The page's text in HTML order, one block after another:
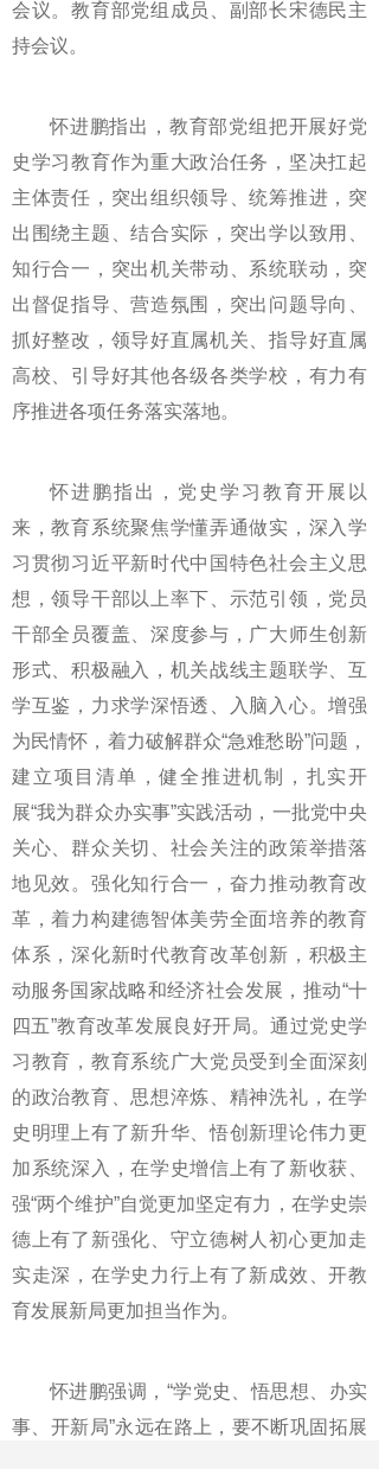
会议。教育部党组成员、副部长宋德民主
持会议。
怀进鹏指出，教育部党组把开展好党
史学习教育作为重大政治任务，坚决扛起
主体责任，突出组织领导、统筹推进，突
出围绕主题、结合实际，突出学以致用、
知行合一，突出机关带动、系统联动，突
出督促指导、营造氛围，突出问题导向、
抓好整改，领导好直属机关、指导好直属
高校、引导好其他各级各类学校，有力有
序推进各项任务落实落地。
怀进鹏指出，党史学习教育开展以
来，教育系统聚焦学懂弄通做实，深入学
习贯彻习近平新时代中国特色社会主义思
想，领导干部以上率下、示范引领，党员
干部全员覆盖、深度参与，广大师生创新
形式、积极融入，机关战线主题联学、互
学互鉴，力求学深悟透、入脑入心。增强
为民情怀，着力破解群众“急难愁盼”问题，
建立项目清单，健全推进机制，扎实开
展“我为群众办实事”实践活动，一批党中央
关心、群众关切、社会关注的政策举措落
地见效。强化知行合一，奋力推动教育改
革，着力构建德智体美劳全面培养的教育
体系，深化新时代教育改革创新，积极主
动服务国家战略和经济社会发展，推动“十
四五”教育改革发展良好开局。通过党史学
习教育，教育系统广大党员受到全面深刻
的政治教育、思想淬炼、精神洗礼，在学
史明理上有了新升华、悟创新理论伟力更
加系统深入，在学史增信上有了新收获、
强“两个维护”自觉更加坚定有力，在学史崇
德上有了新强化、守立德树人初心更加走
实走深，在学史力行上有了新成效、开教
育发展新局更加担当作为。
怀进鹏强调，“学党史、悟思想、办实
事、开新局”永远在路上，要不断巩固拓展